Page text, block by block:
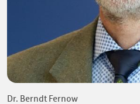
Dr. Berndt Fernow